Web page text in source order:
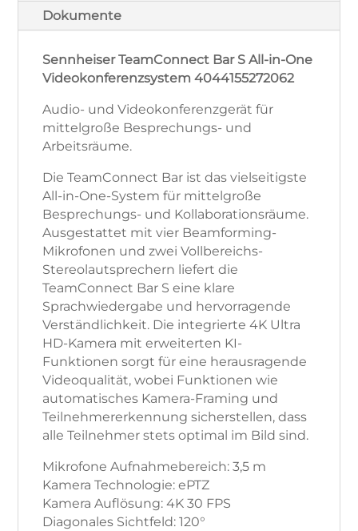
Dokumente
Sennheiser TeamConnect Bar S All-in-One
Videokonferenzsystem 4044155272062
Audio- und Videokonferenzgerät für
mittelgroße Besprechungs- und
Arbeitsräume.
Die TeamConnect Bar ist das vielseitigste
All-in-One-System für mittelgroße
Besprechungs- und Kollaborationsräume.
Ausgestattet mit vier Beamforming-
Mikrofonen und zwei Vollbereichs-
Stereolautsprechern liefert die
TeamConnect Bar S eine klare
Sprachwiedergabe und hervorragende
Verständlichkeit. Die integrierte 4K Ultra
HD-Kamera mit erweiterten KI-
Funktionen sorgt für eine herausragende
Videoqualität, wobei Funktionen wie
automatisches Kamera-Framing und
Teilnehmererkennung sicherstellen, dass
alle Teilnehmer stets optimal im Bild sind.
Mikrofone Aufnahmebereich: 3,5 m
Kamera Technologie: ePTZ
Kamera Auflösung: 4K 30 FPS
Diagonales Sichtfeld: 120°